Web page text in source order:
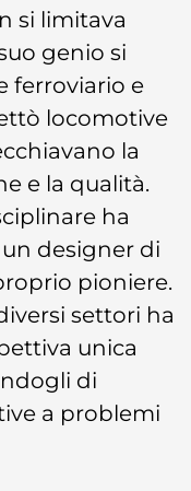
si limitava
genio si
ferroviario e
locomotive
la
e la qualità.
ha
designer di
pioniere.
settori ha
unica
di
a problemi